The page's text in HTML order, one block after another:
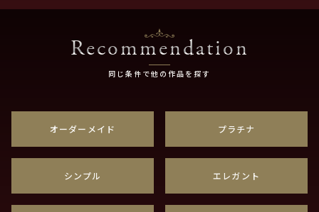
Recommendation
同じ条件で他の作品を探す
オーダーメイド プラチナ
シンプル エレガント